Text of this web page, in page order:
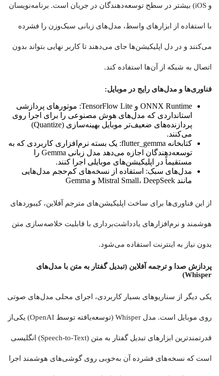
و iOS) بیشتر در سطح توسعه‌دهندگان در جریان است. برنامه‌نویسان
با استفاده از ابزارهای واسط، مدل‌های زبانی سبک‌وزن را فشرده
می‌کنند و در دل اپلیکیشن‌ها جای می‌دهند تا کاربر نهایی بتواند بدون
اتصال به شبکه از آن‌ها استفاده کند.
فناوری‌ها و مدل‌های رایج در موبایل:
ONNX Runtime و TensorFlow Lite: موتورهای پردازشی
استانداردی که مدل‌های هوش مصنوعی را برای اجرا روی
پردازنده‌های ضعیف‌تر موبایل بهینه‌سازی (Quantize)
می‌کنند.
کتابخانه flutter_gemma: یک بسته نرم‌افزاری کاربردی که به
توسعه‌دهندگان اجازه می‌دهد مدل زبانی Gemma را
مستقیماً در اپلیکیشن‌های موبایلی اجرا کنند.
مدل‌های سبک: استفاده از نسخه‌های کم‌حجم مدل‌هایی
مانند Mistral Small، DeepSeek و Gemma
از این فناوری‌ها برای ساخت اپلیکیشن‌های مترجم آفلاین، کیبوردهای
هوشمند و نرم‌افزارهای یادداشت‌برداری با قابلیت خلاصه‌سازی متن
بدون نیاز به اینترنت استفاده می‌شود.
پردازش صدا و ترجمه آفلاین (تبدیل گفتار به متن با مدل‌های
Whisper)
یکی دیگر از سناریوهای بسیار کاربردی، اجرای محلی مدل‌های صوتی
روی موبایل است. مدل Whisper (توسعه‌یافته توسط OpenAI) یکی‌از
قدرتمندترین ابزارهای تبدیل گفتار به متن (Speech-to-Text) انگلیسی
است که نسخه‌های فشرده آن به‌خوبی روی گوشی‌های هوشمند اجرا